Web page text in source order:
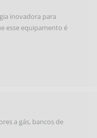
inovadora para
esse equipamento é
a gás, bancos de